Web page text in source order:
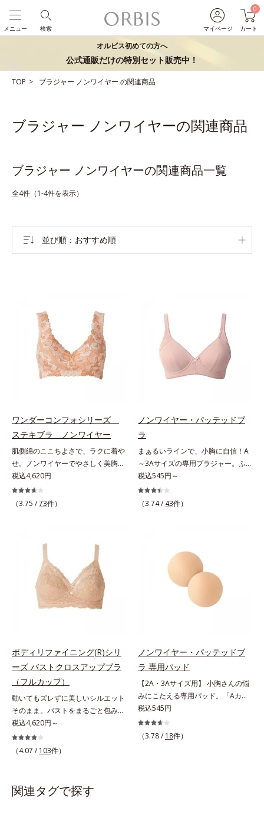
マイページ
0
カート
検索
メニュー
オルビス初めての方へ
公式通販だけの特別セット販売中！
TOP ブラジャー ノンワイヤー の関連商品
ブラジャー ノンワイヤーの関連商品
ブラジャー ノンワイヤーの関連商品一覧
全4件（1-4件を表示）
並び順 おすすめ順
ワンダーコンフォシリーズ
ステキブラ ノンワイヤー
肌側綿のここちよさで、ラクに着や
せ。ノンワイヤーでやさしく美胸
に！。締めつけないで、着やせする
「これが補整下着なの？」と驚くほ
どのやさしさで、美しいラインへ。
を使用し、しなやかでやわらかな肌
触り。広い面で体の凹凸をなめらか
に整え、大人のボディを美しいシル
エットへと導きます。美しいバスト
ラインへノンワイヤーでやさしく美
胸をメイクするブラです。幅広のス
ち上げる設計で、美しいバストライ
ンに整えます。脇も背中もすっきり
補整脇からバック部は幅広設計で、
やわらかい背中のお肉をカバーしま
す。硬いセル芯ではなく、生地を2
重に重ねて脇肉もしっかりホール
ド。後ろ姿もすっきりキレイに変身
します。
税込4,620円
（3.75 /73件）
ノンワイヤー・パッテッドブ
ラ
まぁるいラインで、小胸に自信！A
～3Aサイズの専用ブラジャー。ふ
んわりナチュラルなラインノンワイ
ヤーで自然な形にボリュームアップ
できる「小胸さん用のブラジャー」
ク。脇肉もスッキリおさえて、上半
身全体のラインに自信が持てます。
胸にやさしいつけごこち保型性の高
いモールドカップなので、薄いのに
美ラインをキープします。肌ざわり
るので、ズレずに安定をキープしま
す。パカパカ浮くというお悩みも解
消し、かがむ時も胸元が気になりま
せん。このブラジャーはAカップ
（パッドなし）のご用意となりま
す。AA・AAAサイズの方は、別売
りの専用パッドをご購入いただき、
ブラジャーと組み合わせてご使用く
税込545円～
（3.74 / 43件）
ボディリファイニング(R)シリ
ーズ バストクロスアップブラ
（フルカップ）
動いてもズレずに美しいシルエット
そのまま。バストをまるごと包みこ
み、上向きバストへ。体にフィット
して、ラクな着用感のノンワイヤー
タイプ。カップ下部分に、パワーネ
て2枚の生地が交差するから、動い
てもズレません。セル芯部分は7層
税込4,620円～
（4.07 / 103件）
ノンワイヤー・パッテッドブ
ラ 専用パッド
【2A・3Aサイズ用】 小胸さんの悩
みにこたえる専用パッド。「Aカッ
プより小さい」とお悩みの方でも大
丈夫。AA・AAAサイズの方に、ノ
ンワイヤー・パッテッドブラと組み
税込545円
（3.78 / 18件）
関連タグで探す